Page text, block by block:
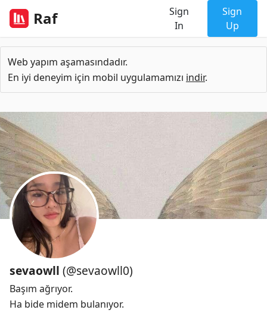
Raf
Sign
In
Sign
Up
Web yapım aşamasındadır.
En iyi deneyim için mobil uygulamamızı indir.
sevaowll (@sevaowll0)
Başım ağrıyor.
Ha bide midem bulanıyor.